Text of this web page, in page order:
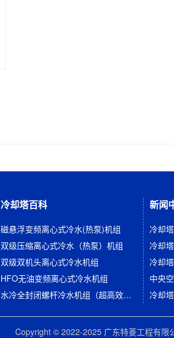
冷却塔百科
磁悬浮变频离心式冷水(热泵)机组
双级压缩离心式冷水（热泵）机组
双级双机头离心式冷水机组
HFO无油变频离心式冷水机组
水冷全封闭螺杆冷水机组（超高效系列）
新闻
冷却
冷却
冷却
Copyright © 2022-2025 广东特菱工程有限